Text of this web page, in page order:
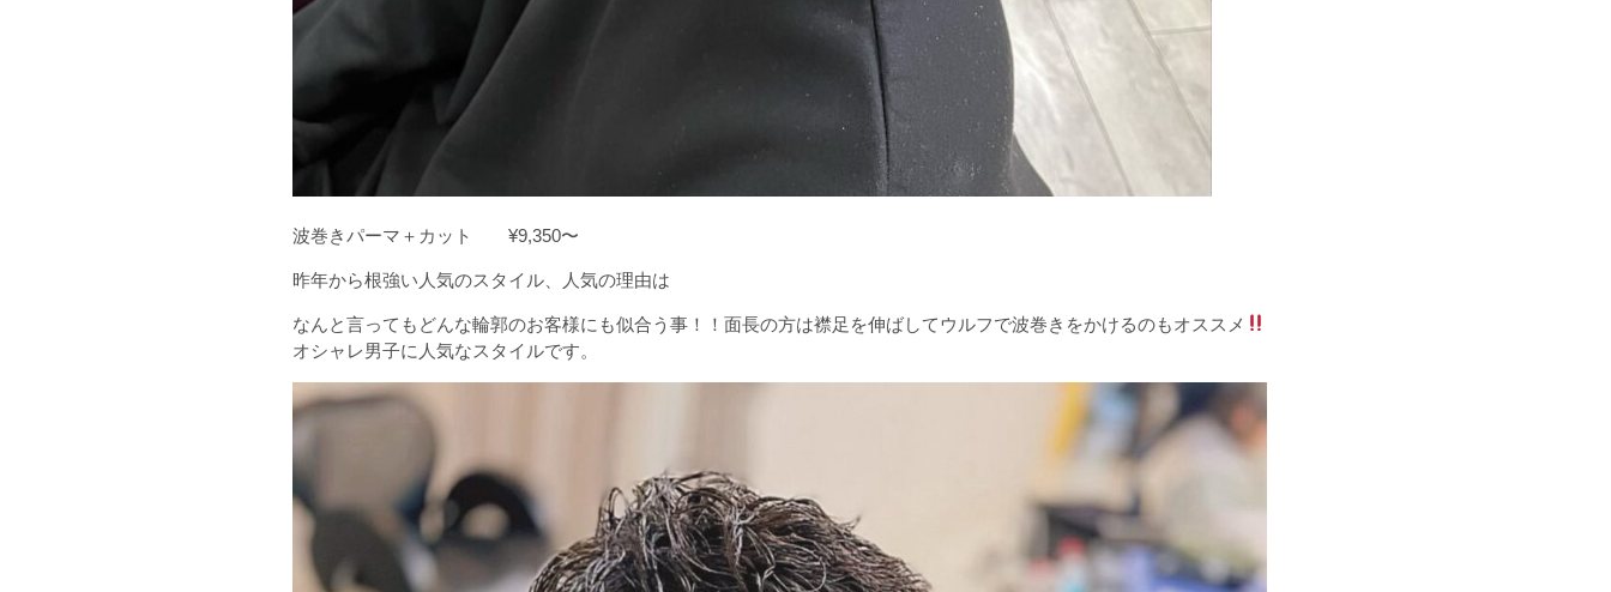
波巻きパーマ＋カット ¥9,350〜
昨年から根強い人気のスタイル、人気の理由は
なんと言ってもどんな輪郭のお客様にも似合う事！！面長の方は襟足を伸ばしてウルフで波巻きをかけるのもオススメ
オシャレ男子に人気なスタイルです。